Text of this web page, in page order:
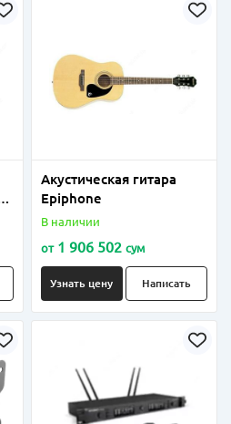
Акустическая гитара
Epiphone
В наличии
от1 906 502 сум
Узнать цену Написать